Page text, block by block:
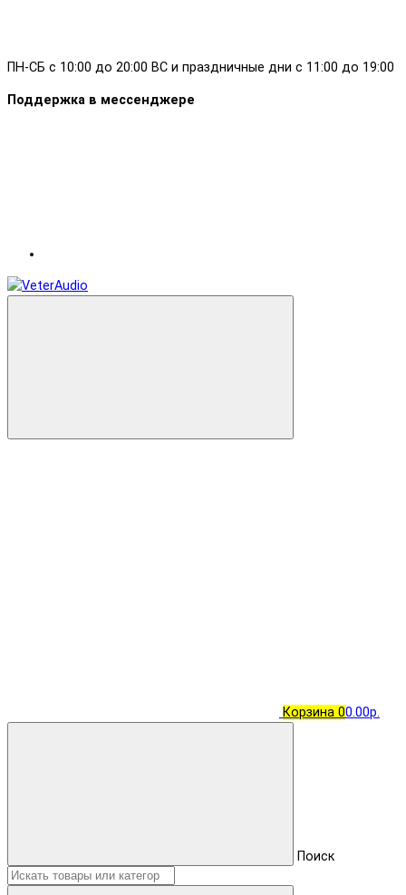
ПН-СБ с 10:00 до 20:00 ВС и праздничные дни с 11:00 до 19:00
Поддержка в мессенджере
Корзина 00.00р.
Поиск